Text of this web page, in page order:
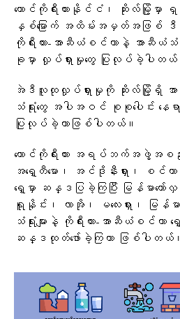
တောင်ကိုရီးယားနိုင်ငံ၊ ဆိုးလ်မြို့မှာ ရှ
နှစ်မြောက် အထိမ်းအမှတ်အဖြစ် ဒီ
ကိုရီးယား-အာဆီယံစင်တာနဲ့ အာဆီယံ
ခုမှာ လှုပ်ရှားမှုတွေ ပြုလုပ်ခဲ့ပါတ
အဲဒီလူထုလှုပ်ရှားမှုကို ဆိုးလ်မြို့ရှိ
သံရုံးတွေ အပါအဝင် စုစုပေါင်း
ပြုလုပ်ခဲ့တာဖြစ်ပါတယ်။
တောင်ကိုရီးယား အရပ်ဘက်အဖွဲ့အစည်း
အရှေ့တီမော၊ အင်ဒိုနီးရှား၊ စ
ရှေ့မှာ ဆန္ဒပြခဲ့ကြပြီး မြန်မာတေ
ရူနိုင်း၊ လာအို၊ မလေးရှား၊ မ
သံရုံးများနဲ့ ကိုရီးယား-အာဆီယံစင်တ
ဆန္ဒထုတ်ဖော်ခဲ့ကြတာ ဖြစ်ပါတယ်။